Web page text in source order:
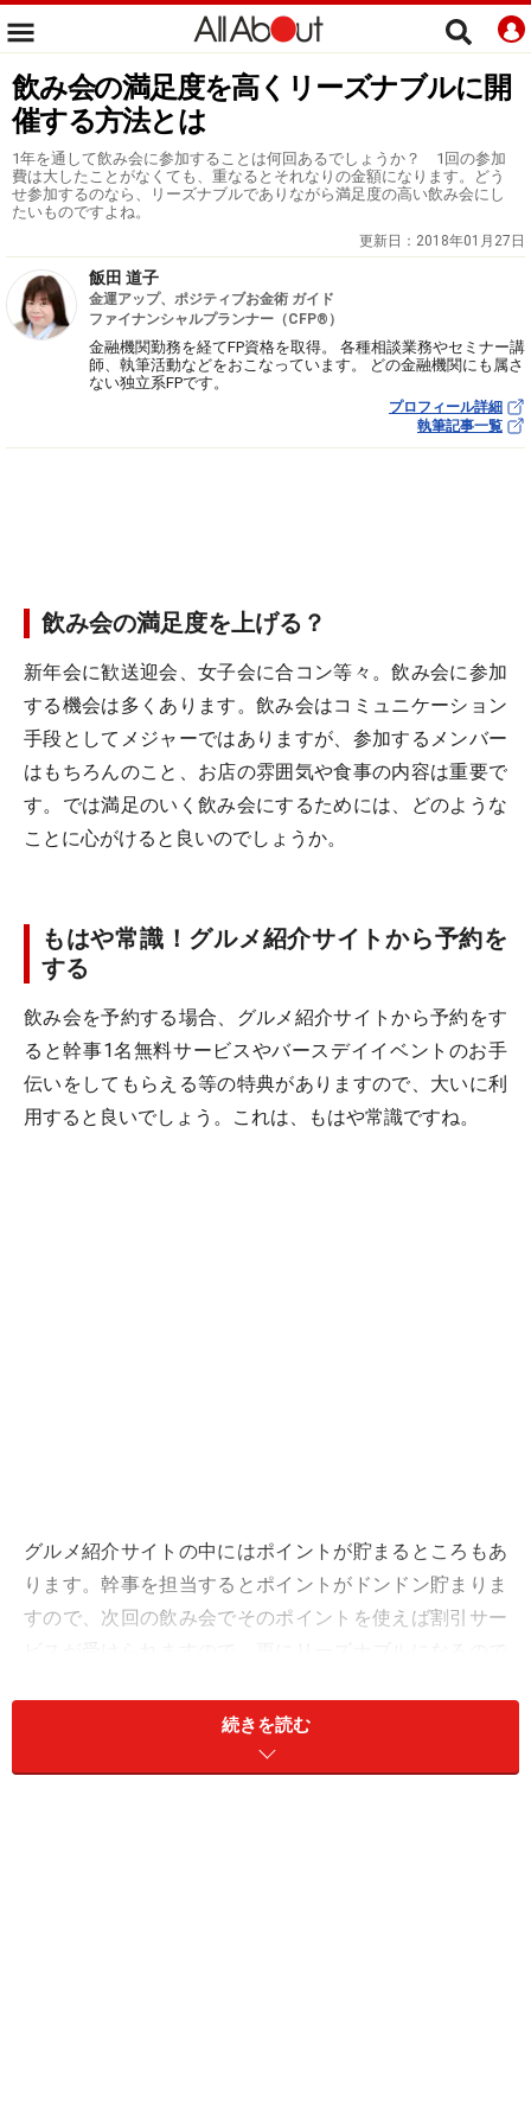
飲み会の満足度を高くリーズナブルに開
催する方法とは
1年を通して飲み会に参加することは何回あるでしょうか？ 1回の参加
費は大したことがなくても、重なるとそれなりの金額になります。どう
せ参加するのなら、リーズナブルでありながら満足度の高い飲み会にし
たいものですよね。
更新日： 2018年01月27日
飯田 道子
金運アップ、ポジティブお金術 ガイド
ファイナンシャルプランナー（CFP®）
金融機関勤務を経てFP資格を取得。 各種相談業務やセミナー講
師、執筆活動などをおこなっています。 どの金融機関にも属さ
ない独立系FPです。
プロフィール詳細
執筆記事一覧
飲み会の満足度を上げる？
新年会に歓送迎会、女子会に合コン等々。飲み会に参加
する機会は多くあります。飲み会はコミュニケーション
手段としてメジャーではありますが、参加するメンバー
はもちろんのこと、お店の雰囲気や食事の内容は重要で
す。では満足のいく飲み会にするためには、どのような
ことに心がけると良いのでしょうか。
もはや常識！グルメ紹介サイトから予約を
する
飲み会を予約する場合、グルメ紹介サイトから予約をす
ると幹事1名無料サービスやバースデイイベントのお手
伝いをしてもらえる等の特典がありますので、大いに利
用すると良いでしょう。これは、もはや常識ですね。
グルメ紹介サイトの中にはポイントが貯まるところもあ
ります。幹事を担当するとポイントがドンドン貯まりま
すので、次回の飲み会でそのポイントを使えば割引サー
ポイントは比較して使おう
続きを読む